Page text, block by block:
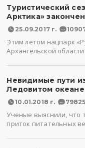
Туристический
Арктика» закончен
25.09.2017 г.
Этим летом нацпарк
Архангельской
Невидимые пути
Ледовитом океане
10.01.2018 г. 79825
Ученые выяснили, что
приток питательных